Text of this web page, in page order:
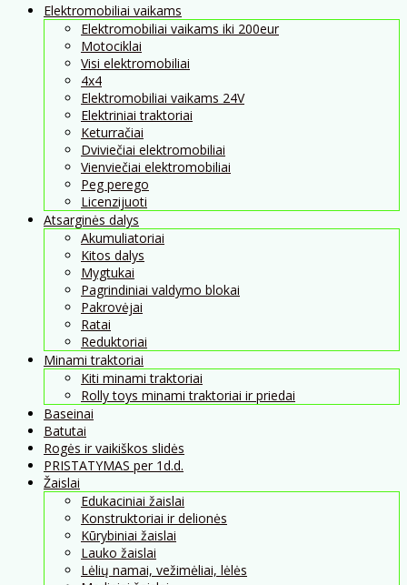
Elektromobiliai vaikams
Elektromobiliai vaikams iki 200eur
Motociklai
Visi elektromobiliai
4x4
Elektromobiliai vaikams 24V
Elektriniai traktoriai
Keturračiai
Dviviečiai elektromobiliai
Vienviečiai elektromobiliai
Peg perego
Licenzijuoti
Atsarginės dalys
Akumuliatoriai
Kitos dalys
Mygtukai
Pagrindiniai valdymo blokai
Pakrovėjai
Ratai
Reduktoriai
Minami traktoriai
Kiti minami traktoriai
Rolly toys minami traktoriai ir priedai
Baseinai
Batutai
Rogės ir vaikiškos slidės
PRISTATYMAS per 1d.d.
Žaislai
Edukaciniai žaislai
Konstruktoriai ir delionės
Kūrybiniai žaislai
Lauko žaislai
Lėlių namai, vežimėliai, lėlės